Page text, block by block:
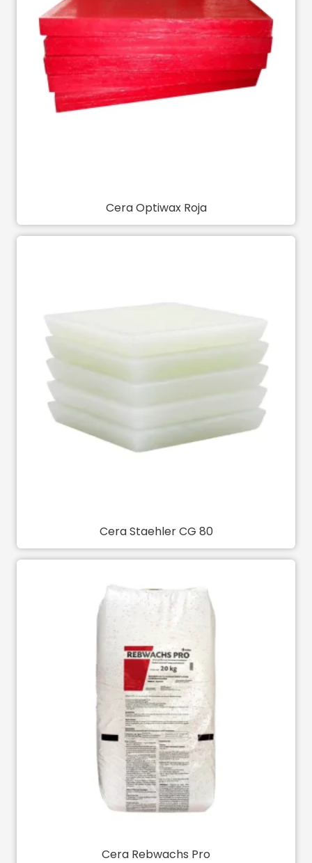
Cera Optiwax Roja
Cera Staehler CG 80
Cera Rebwachs Pro